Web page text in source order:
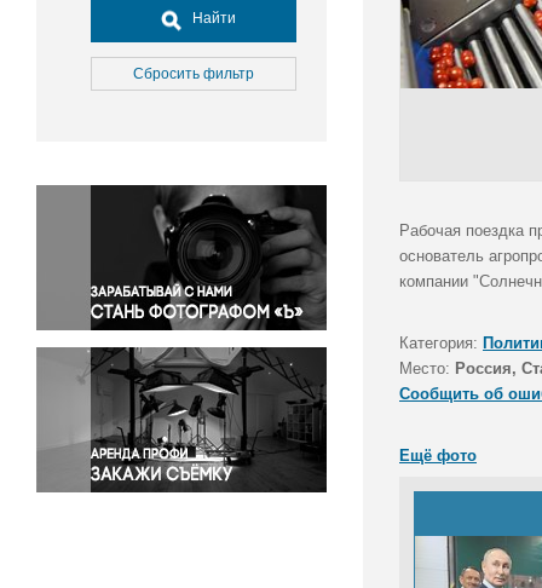
Досуг, туризм и отдых
Культура
Медицина
Окружающая среда
Политика
Правосудие
Происшествия и конфликты
Религия
Светская жизнь
Спорт
Экология
Экономика и бизнес
Найти
Сбросить фильтр
Рабочая поездка
основатель
компании
Категория:
Место: Россия,
Сообщить об
Ещё фото